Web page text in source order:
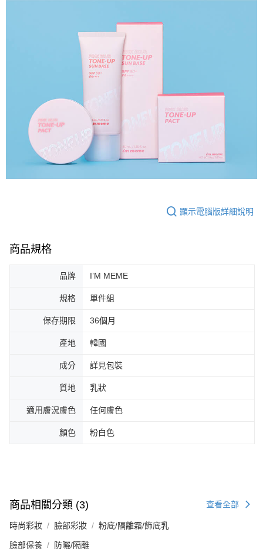
顯示電腦版詳細說明
商品規格
品牌 I’M MEME
規格 單件組
保存期限 36個月
產地 韓國
成分 詳見包裝
質地 乳狀
適用膚況膚色 任何膚色
顏色 粉白色
商品相關分類 (3) 查看全部
時尚彩妝 臉部彩妝 粉底/隔離霜/飾底乳
臉部保養 防曬/隔離